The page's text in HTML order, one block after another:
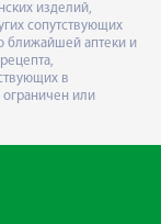
изделий,
сопутствующих
ближайшей аптеки и
в
или